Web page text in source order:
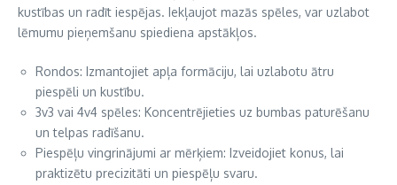
kustības un radīt iespējas. Iekļaujot mazās spēles, var uzlabot
lēmumu pieņemšanu spiediena apstākļos.
Rondos: Izmantojiet apļa formāciju, lai uzlabotu ātru
piespēli un kustību.
3v3 vai 4v4 spēles: Koncentrējieties uz bumbas paturēšanu
un telpas radīšanu.
Piespēļu vingrinājumi ar mērķiem: Izveidojiet konus, lai
praktizētu precizitāti un piespēļu svaru.